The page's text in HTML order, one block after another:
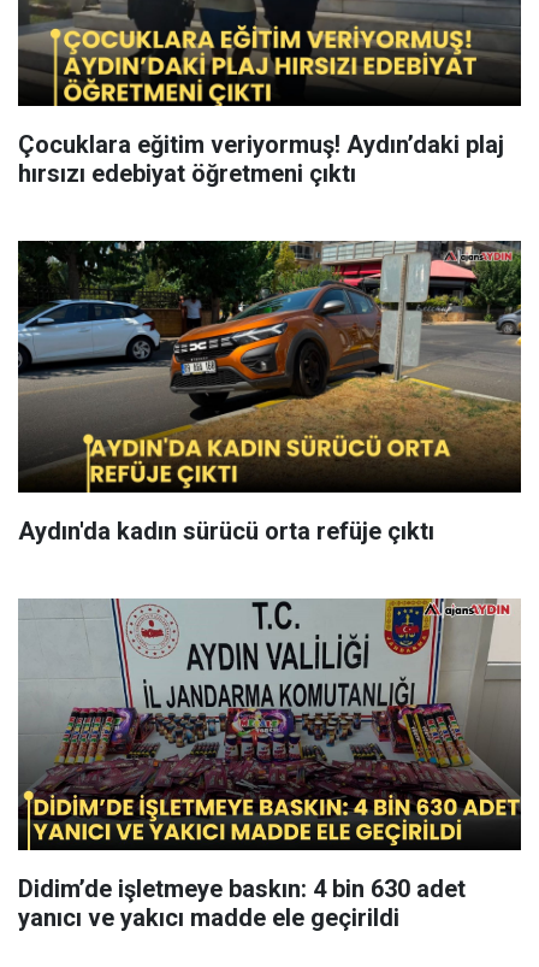
Çocuklara eğitim veriyormuş! Aydın’daki plaj
hırsızı edebiyat öğretmeni çıktı
Aydın'da kadın sürücü orta refüje çıktı
Didim’de işletmeye baskın: 4 bin 630 adet
yanıcı ve yakıcı madde ele geçirildi